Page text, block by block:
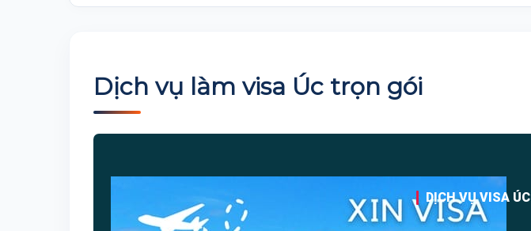
Dịch vụ làm visa Úc trọn gói
DỊCH VỤ VISA ÚC